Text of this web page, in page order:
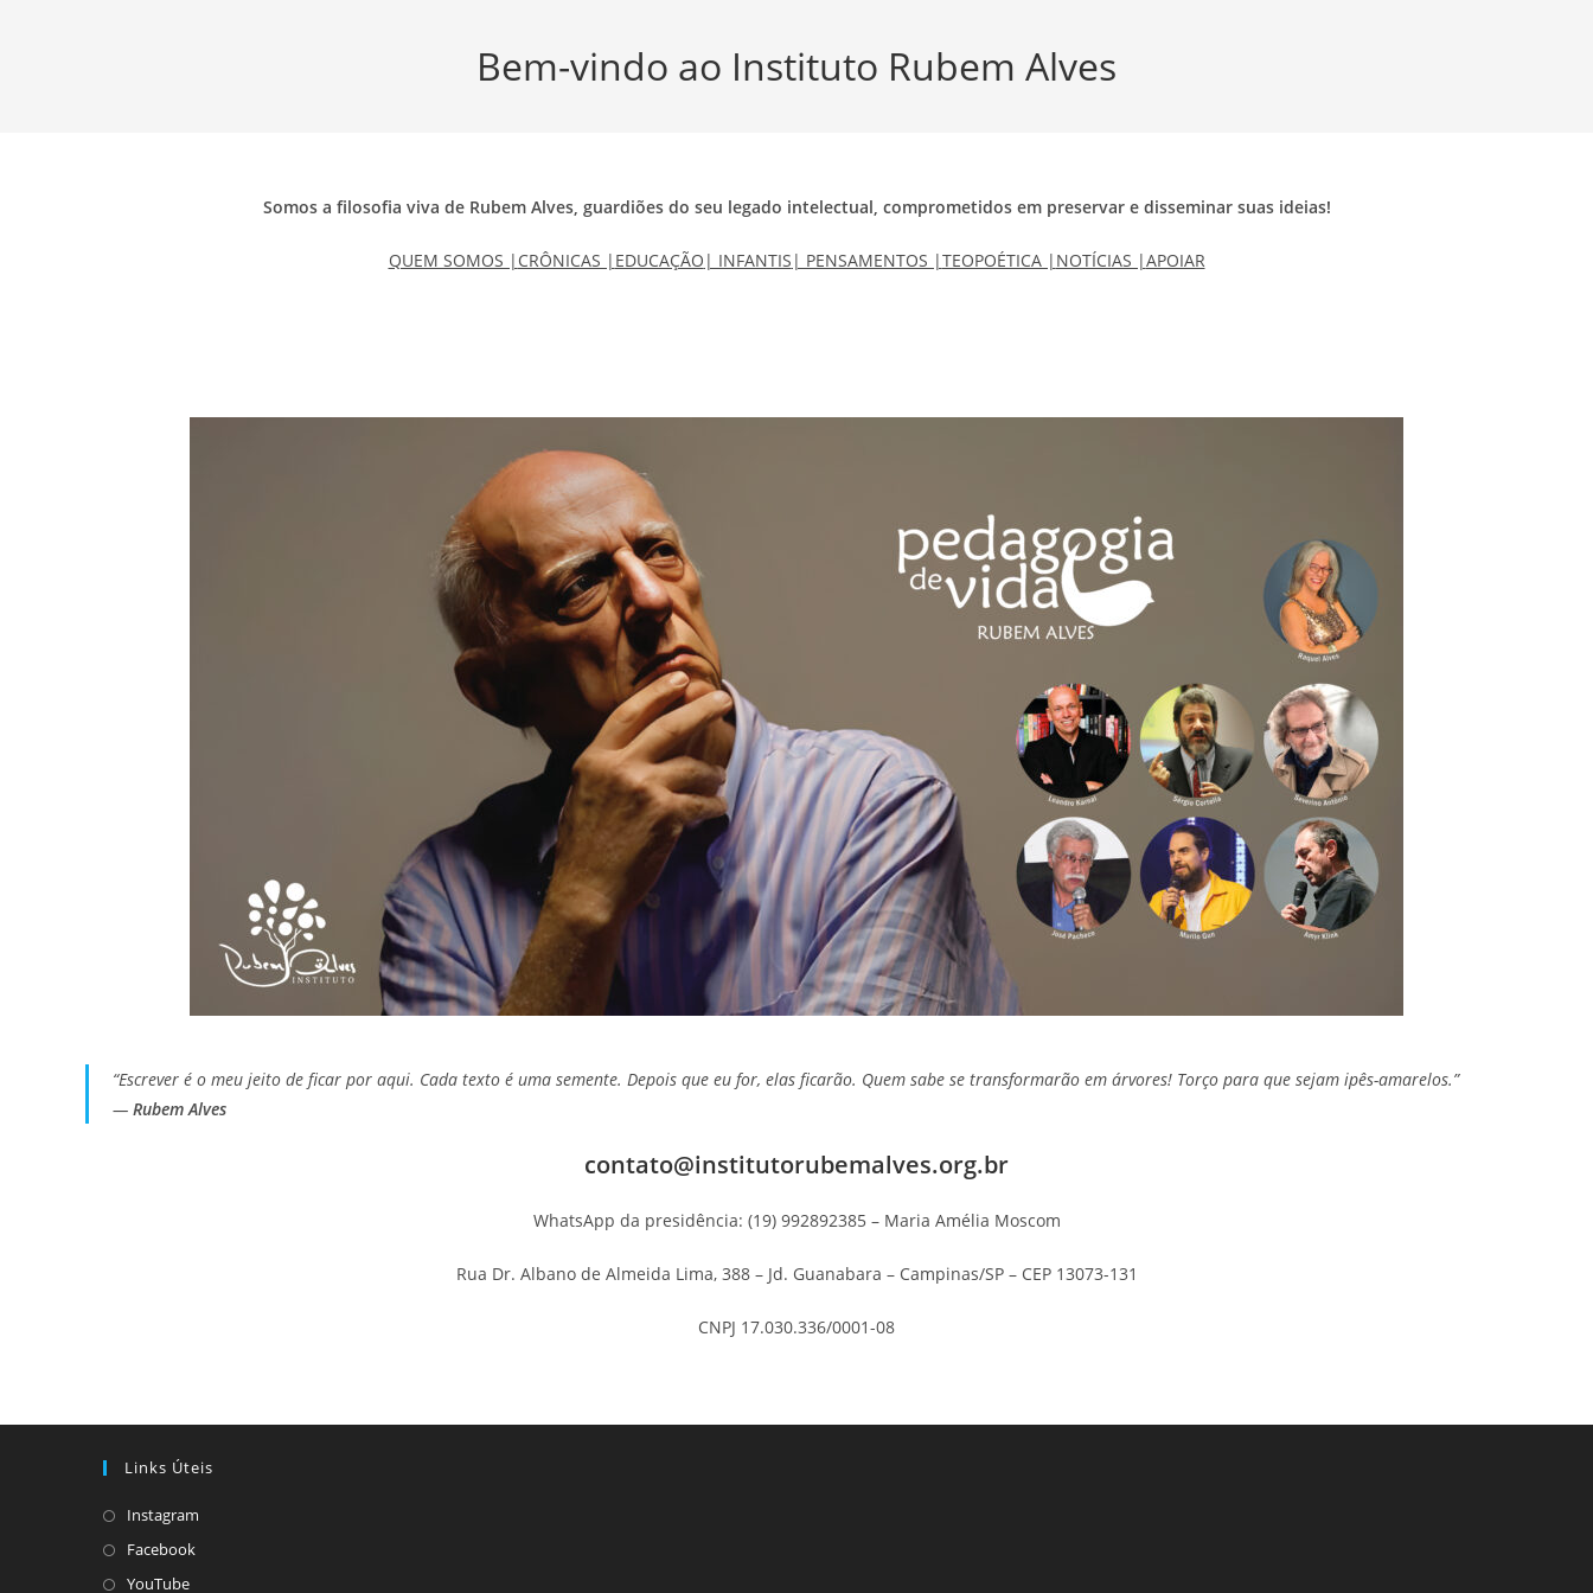
Bem-vindo ao Instituto Rubem Alves
Somos a filosofia viva de Rubem Alves, guardiões do seu legado intelectual, comprometidos em preservar e disseminar suas ideias!
QUEM SOMOS | CRÔNICAS | EDUCAÇÃO | INFANTIS | PENSAMENTOS |TEOPOÉTICA | NOTÍCIAS |APOIAR
“Escrever é o meu jeito de ficar por aqui. Cada texto é uma semente. Depois que eu for, elas ficarão. Quem sabe se transformarão em árvores! Torço para que sejam ipês-amarelos.”
— Rubem Alves
contato@institutorubemalves.org.br
WhatsApp da presidência: (19) 992892385 – Maria Amélia Moscom
Rua Dr. Albano de Almeida Lima, 388 – Jd. Guanabara – Campinas/SP – CEP 13073-131
CNPJ 17.030.336/0001-08
Links Úteis
Instagram
FacebookAbre
YouTubeAbre